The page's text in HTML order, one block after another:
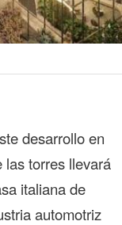
desarrollo en
las torres llevará
italiana de
automotriz